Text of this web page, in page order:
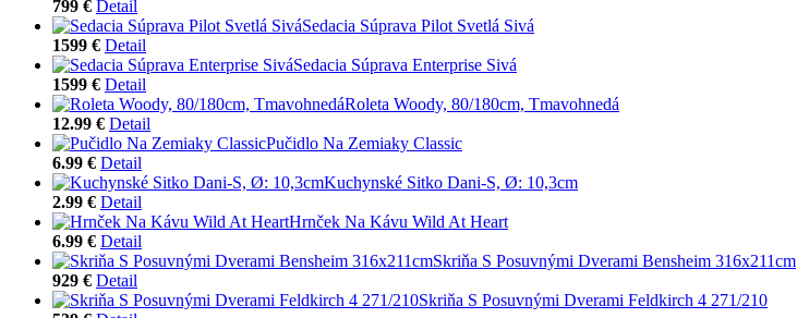
799 € Detail
Sedacia Súprava Pilot Svetlá Sivá
1599 € Detail
Sedacia Súprava Enterprise Sivá
1599 € Detail
Roleta Woody, 80/180cm, Tmavohnedá
12.99 € Detail
Pučidlo Na Zemiaky Classic
6.99 € Detail
Kuchynské Sitko Dani-S, Ø: 10,3cm
2.99 € Detail
Hrnček Na Kávu Wild At Heart
6.99 € Detail
Skriňa S Posuvnými Dverami Bensheim 316x211cm
929 € Detail
Skriňa S Posuvnými Dverami Feldkirch 4 271/210